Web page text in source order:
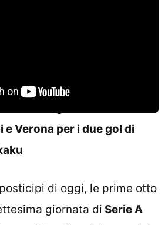
27esima giornata di Serie A:
Verona per i due gol di
di oggi, le prime otto
giornata di Serie A